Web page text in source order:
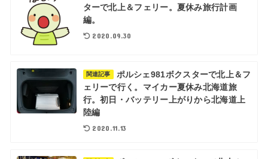
ターで北上＆フェリー。夏休み旅行計画
編。
2020.09.30
関連記事
ポルシェ981ボクスターで北上＆フ
ェリーで行く。マイカー夏休み北海道旅
行。初日・バッテリー上がりから北海道上
陸編
2020.11.13